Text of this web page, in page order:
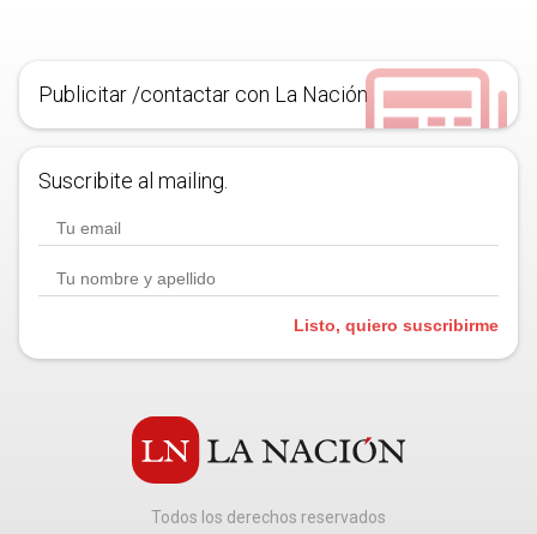
Publicitar /contactar con La Nación
Suscribite al mailing.
Listo, quiero suscribirme
Todos los derechos reservados